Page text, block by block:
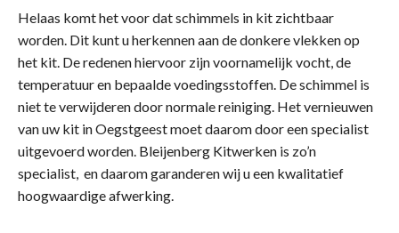
Helaas komt het voor dat schimmels in kit zichtbaar
worden. Dit kunt u herkennen aan de donkere vlekken op
het kit. De redenen hiervoor zijn voornamelijk vocht, de
temperatuur en bepaalde voedingsstoffen. De schimmel is
niet te verwijderen door normale reiniging. Het vernieuwen
van uw kit in Oegstgeest moet daarom door een specialist
uitgevoerd worden. Bleijenberg Kitwerken is zo’n
specialist, en daarom garanderen wij u een kwalitatief
hoogwaardige afwerking.